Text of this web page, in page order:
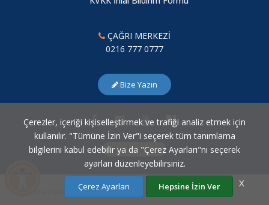
YARIMBURGAZ MAĞARASI VE BAŞAKŞEHİR ARAZİ
UYGULAMASI
25.03.2016
"EVLİYA ÇELEBİ VE SEYAHATNAMESİ ÜZERİNE
ÇAĞRI MERKEZİ
0216 777 0777
Bize Yazın
Çerez Ayarları
Marmara Üniversitesi Bilgi İşlem Daire Başkanlığı © 2007 - 2026
Çerezler, içeriği kişiselleştirmek ve trafiği analiz etmek için
kullanılır. "Tümüne İzin Ver"i seçerek tüm tanımlama
bilgilerini kabul edebilir ya da "Çerez Ayarları"nı seçerek
ayarları düzenleyebilirsiniz.
Çerez Ayarları Hepsine İzin Ver X